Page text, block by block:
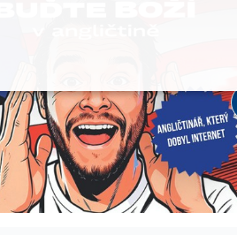
SOUBORY
souborů cookie správně používat.